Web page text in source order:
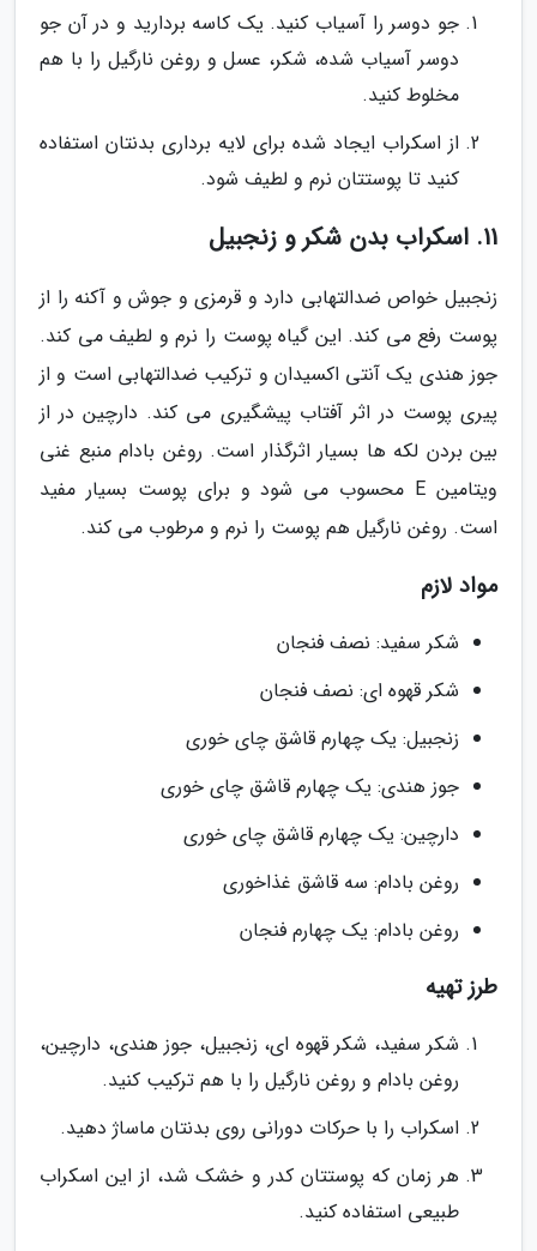
جو دوسر را آسیاب کنید. یک کاسه بردارید و در آن جو
دوسر آسیاب شده، شکر، عسل و روغن نارگیل را با هم
مخلوط کنید.
از اسکراب ایجاد شده برای لایه برداری بدنتان استفاده
کنید تا پوستتان نرم و لطیف شود.
11. اسکراب بدن شکر و زنجبیل
زنجبیل خواص ضدالتهابی دارد و قرمزی و جوش و آکنه را از
پوست رفع می کند. این گیاه پوست را نرم و لطیف می کند.
جوز هندی یک آنتی اکسیدان و ترکیب ضدالتهابی است و از
پیری پوست در اثر آفتاب پیشگیری می کند. دارچین در از
بین بردن لکه ها بسیار اثرگذار است. روغن بادام منبع غنی
ویتامین E محسوب می شود و برای پوست بسیار مفید
است. روغن نارگیل هم پوست را نرم و مرطوب می کند.
مواد لازم
شکر سفید: نصف فنجان
شکر قهوه ای: نصف فنجان
زنجبیل: یک چهارم قاشق چای خوری
جوز هندی: یک چهارم قاشق چای خوری
دارچین: یک چهارم قاشق چای خوری
روغن بادام: سه قاشق غذاخوری
روغن بادام: یک چهارم فنجان
طرز تهیه
شکر سفید، شکر قهوه ای، زنجبیل، جوز هندی، دارچین،
روغن بادام و روغن نارگیل را با هم ترکیب کنید.
اسکراب را با حرکات دورانی روی بدنتان ماساژ دهید.
هر زمان که پوستتان کدر و خشک شد، از این اسکراب
طبیعی استفاده کنید.